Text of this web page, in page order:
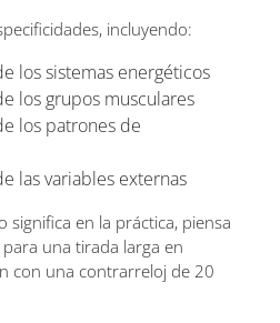
incluyendo:
los sistemas energéticos
los grupos musculares
los patrones de
las variables externas
significa en la práctica, piensa
una tirada larga en
con una contrarreloj de 20